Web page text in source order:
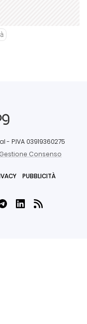
- P.IVA 03919360275
Gestione Consenso
PUBBLICITÀ